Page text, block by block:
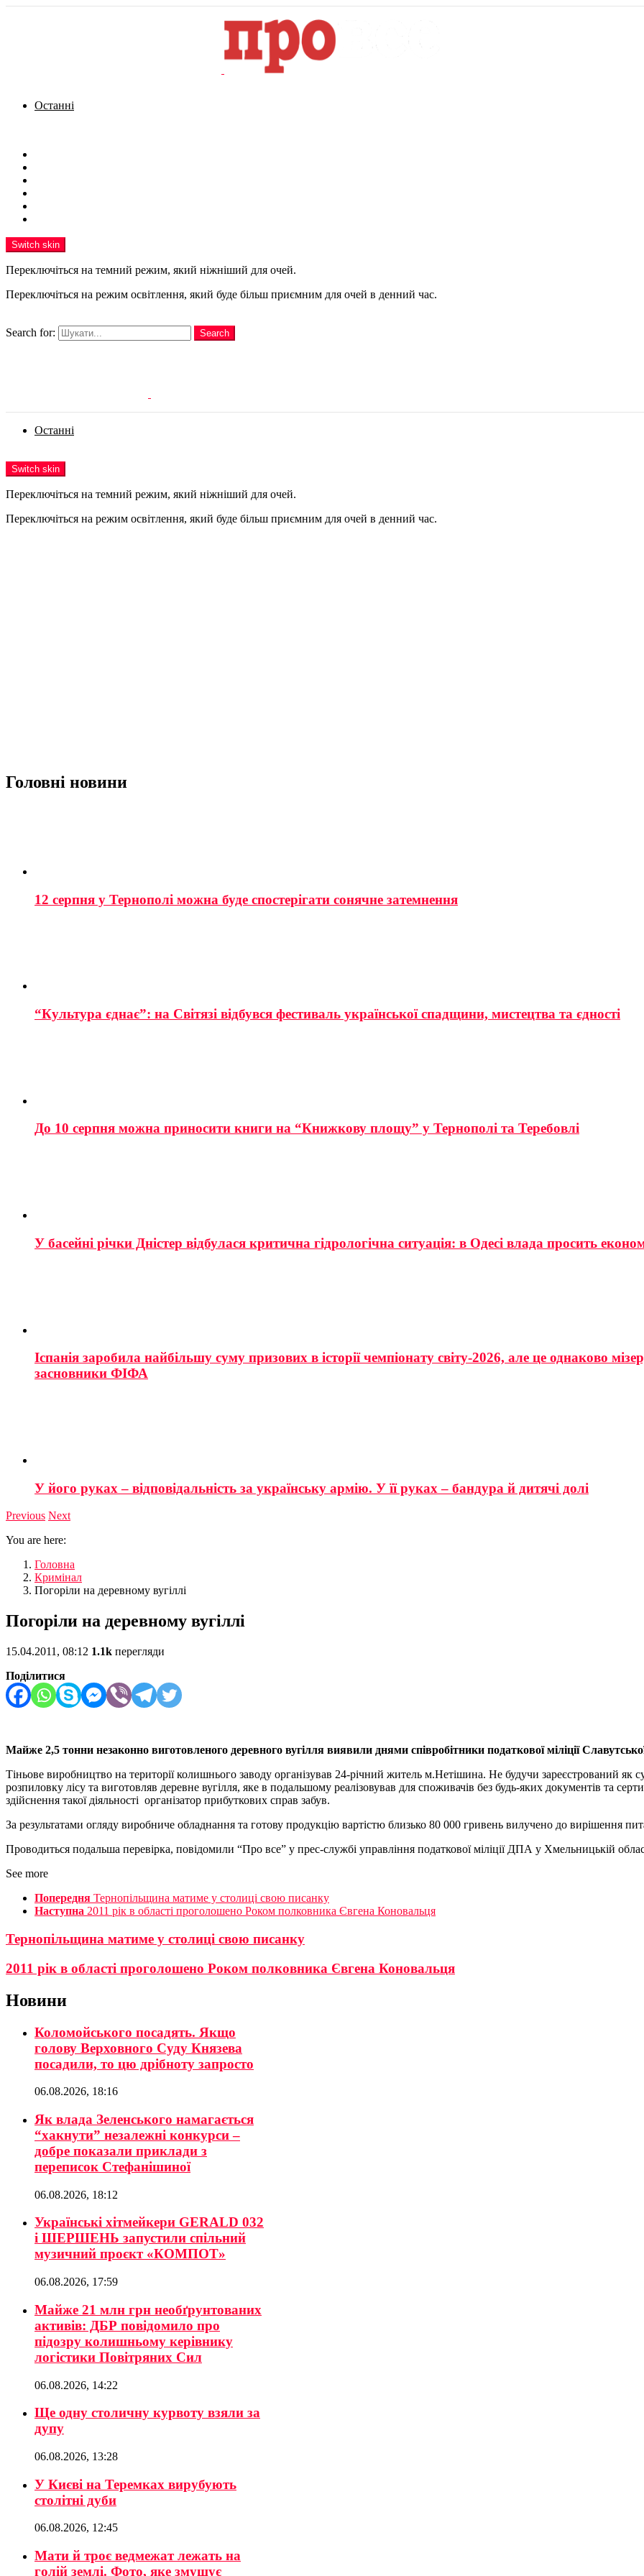
Останні
Switch skin
Переключіться на темний режим, який ніжніший для очей.
Переключіться на режим освітлення, який буде більш приємним для очей в денний час.
Search for:
Search
Останні
Switch skin
Переключіться на темний режим, який ніжніший для очей.
Переключіться на режим освітлення, який буде більш приємним для очей в денний час.
Головні новини
12 серпня у Тернополі можна буде спостерігати сонячне затемнення
“Культура єднає”: на Світязі відбувся фестиваль української спадщини, мистецтва та єдності
До 10 серпня можна приносити книги на “Книжкову площу” у Тернополі та Теребовлі
У басейні річки Дністер відбулася критична гідрологічна ситуація: в Одесі влада просить
Іспанія заробила найбільшу суму призових в історії чемпіонату світу-2026, але це однаково
засновники ФІФА
У його руках – відповідальність за українську армію. У її руках – бандура й дитячі долі
Previous Next
You are here:
Головна
Кримінал
Погоріли на деревному вугіллі
Погоріли на деревному вугіллі
15.04.2011, 08:12 1.1k перегляди
Поділитися
Майже 2,5 тонни незаконно виготовленого деревного вугілля виявили днями співробітники податкової міліції
Тіньове виробництво на території колишнього заводу організував 24-річний житель м.Нетішина. Не будучи зареєстрований як
розпиловку лісу та виготовляв деревне вугілля, яке в подальшому реалізовував для споживачів без будь-яких документів та
здійснення такої діяльності організатор прибуткових справ забув.
За результатами огляду виробниче обладнання та готову продукцію вартістю близько 80 000 гривень вилучено до вирішення
Проводиться подальша перевірка, повідомили “Про все” у прес-службі управління податкової міліції ДПА у Хмельницькій
See more
Попередня Тернопільщина матиме у столиці свою писанку
Наступна 2011 рік в області проголошено Роком полковника Євгена Коновальця
Тернопільщина матиме у столиці свою писанку
2011 рік в області проголошено Роком полковника Євгена Коновальця
Новини
Коломойського посадять. Якщо
голову Верховного Суду Князева
посадили, то цю дрібноту запросто
06.08.2026, 18:16
Як влада Зеленського намагається
“хакнути” незалежні конкурси –
добре показали приклади з
переписок Стефанішиної
06.08.2026, 18:12
Українські хітмейкери GERALD 032
і ШЕРШЕНЬ запустили спільний
музичний проєкт «КОМПОТ»
06.08.2026, 17:59
Майже 21 млн грн необґрунтованих
активів: ДБР повідомило про
підозру колишньому керівнику
логістики Повітряних Сил
06.08.2026, 14:22
Ще одну столичну курвоту взяли за
дупу
06.08.2026, 13:28
У Києві на Теремках вирубують
столітні дуби
06.08.2026, 12:45
Мати й троє ведмежат лежать на
голій землі. Фото, яке змушує